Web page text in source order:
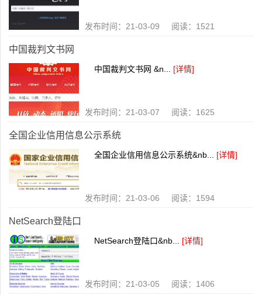
发布时间：21-03-09 阅读：1521
中国裁判文书网
中国裁判文书网 &n... [详情]
发布时间：21-03-07 阅读：1625
全国企业信用信息公示系统
全国企业信用信息公示系统&nb... [详情]
发布时间：21-03-06 阅读：1594
NetSearch登陆口
NetSearch登陆口&nb... [详情]
发布时间：21-03-05 阅读：1406